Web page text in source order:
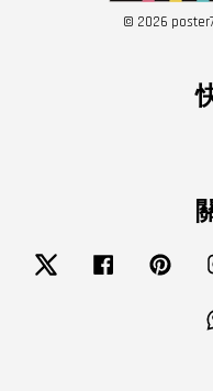
© 2026
Twitter Facebook